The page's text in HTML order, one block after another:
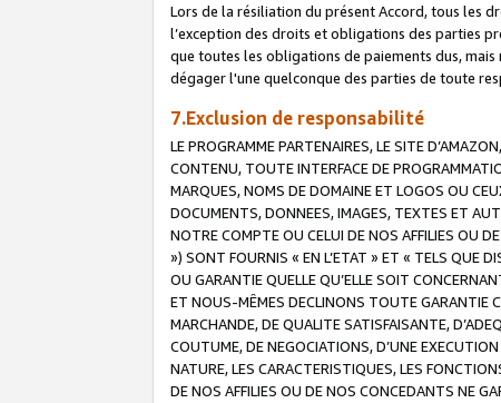
Lors de la résiliation du présent Accord, tous les
l’exception des droits et obligations des parties
que toutes les obligations de paiements dus,
dégager l'une quelconque des parties de toute
7.Exclusion de responsabilité
LE PROGRAMME PARTENAIRES, LE SITE
CONTENU, TOUTE INTERFACE DE
MARQUES, NOMS DE DOMAINE ET LOGOS OU
DOCUMENTS, DONNEES, IMAGES, TEXTES ET
NOTRE COMPTE OU CELUI DE NOS AFFILIES OU
») SONT FOURNIS « EN L’ETAT » ET « TELS QUE
OU GARANTIE QUELLE QU’ELLE SOIT
ET NOUS-MÊMES DECLINONS TOUTE GARANTIE
MARCHANDE, DE QUALITE SATISFAISANTE,
COUTUME, DE NEGOCIATIONS, D’UNE
NATURE, LES CARACTERISTIQUES, LES
DE NOS AFFILIES OU DE NOS CONCEDANTS NE